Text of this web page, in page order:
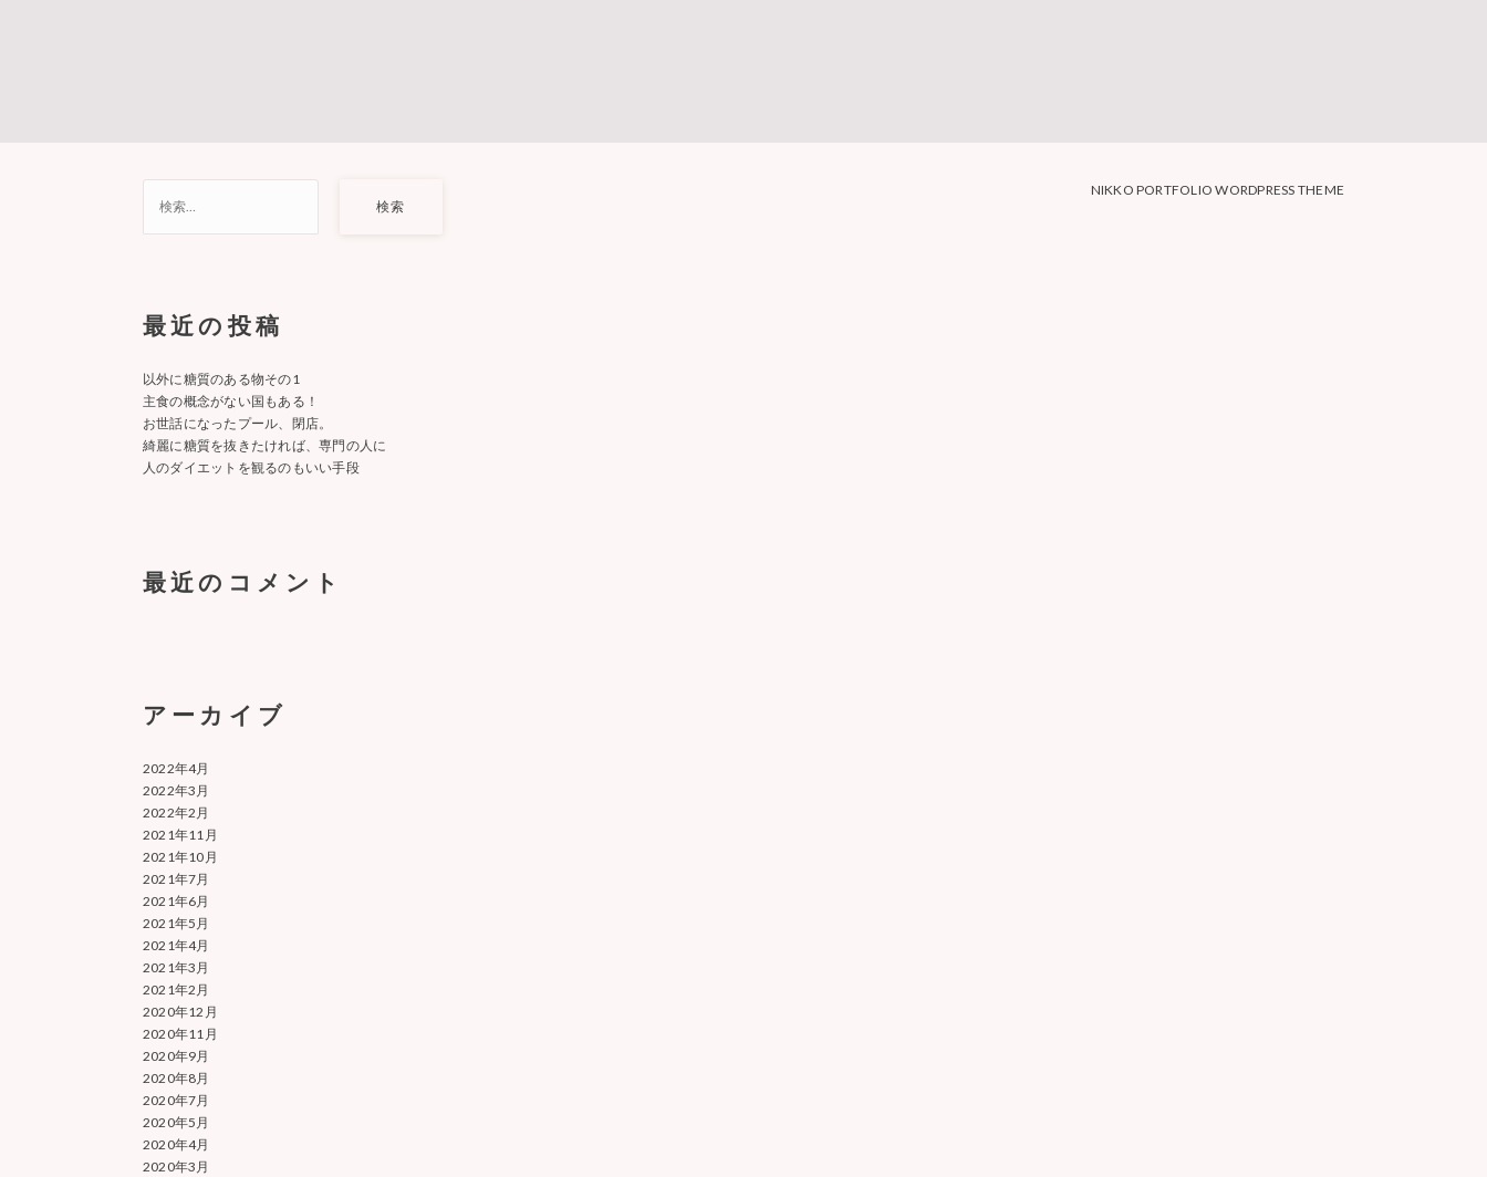
最近の投稿
以外に糖質のある物その1
主食の概念がない国もある！
お世話になったプール、閉店。
綺麗に糖質を抜きたければ、専門の人に
人のダイエットを観るのもいい手段
最近のコメント
アーカイブ
2022年4月
2022年3月
2022年2月
2021年11月
2021年10月
2021年7月
2021年6月
2021年5月
2021年4月
2021年3月
2021年2月
2020年12月
2020年11月
2020年9月
2020年8月
2020年7月
2020年5月
2020年4月
2020年3月
NIKKO PORTFOLIO WORDPRESS THEME